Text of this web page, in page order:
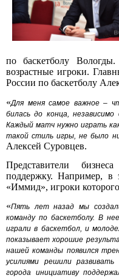
по баскетболу
возрастные игроки.
России по баскетболу
«Для меня самое важное –
билась до конца,
Каждый матч нужно играть
такой стиль игры, не было
Алексей Суровцев.
Представители
поддержку. Например, в
«Иммид», игроки
«Пять лет назад мы
команду по баскетболу. В
играли в баскетбол, и
показывает хорошие
нашей команды появился
усилиями решили
города инициативу